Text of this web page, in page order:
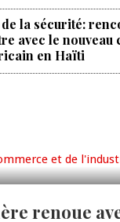
la sécurité:
avec le nouveau
en Haïti
de
le 235e
de la
renoue